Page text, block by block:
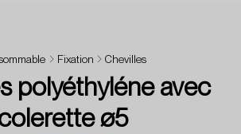
Fixation Chevilles
polyéthyléne avec
ø5